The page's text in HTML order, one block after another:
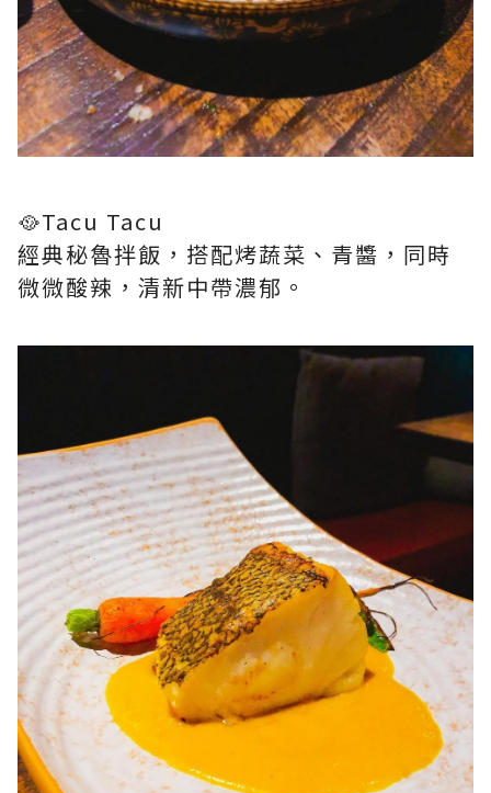
🥘Tacu Tacu
經典秘魯拌飯，搭配烤蔬菜、青醬，同時
微微酸辣，清新中帶濃郁。